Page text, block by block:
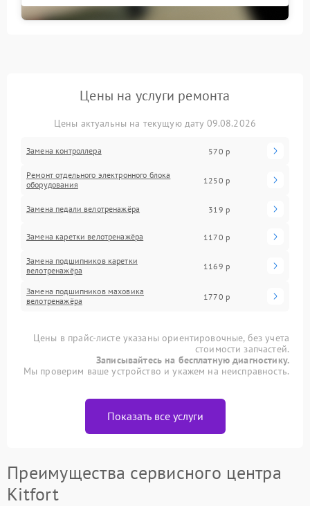
Цены на услуги ремонта
Цены актуальны на текущую дату 09.08.2026
Замена контроллера 570 р
Ремонт отдельного электронного блока
оборудования
1250 р
Замена педали велотренажёра 319 р
Замена каретки велотренажёра 1170 р
Замена подшипников каретки
велотренажёра
1169 р
Замена подшипников маховика
велотренажёра
1770 р
Цены в прайс-листе указаны ориентировочные, без учета
стоимости запчастей.
Записывайтесь на бесплатную диагностику.
Мы проверим ваше устройство и укажем на неисправность.
Показать все услуги
Преимущества сервисного центра
Kitfort